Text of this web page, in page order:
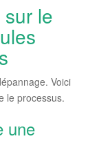
le
Voici
le processus.
une